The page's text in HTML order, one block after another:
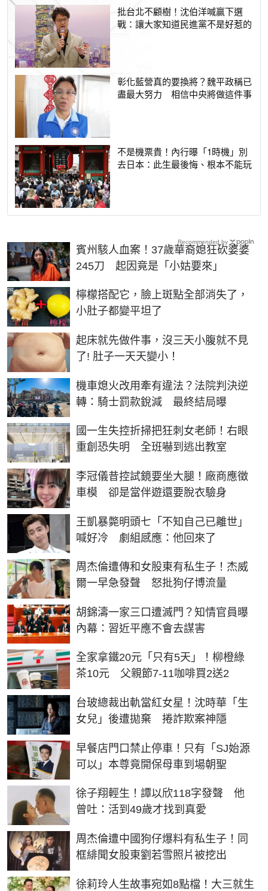
批台北不顧樹！沈伯洋喊贏下選
戰：讓大家知道民進黨不是好惹的
彰化藍營真的要換將？魏平政稱已
盡最大努力 相信中央將做這件事
不是機票貴！內行曝「1時機」別
去日本：此生最後悔、根本不能玩
賓州駭人血案！37歲華裔媳狂砍婆婆
245刀 起因竟是「小姑要來」
檸檬搭配它，臉上斑點全部消失了，
小肚子都變平坦了
PR
起床就先做件事，沒三天小腹就不見
了! 肚子一天天變小！
PR
機車熄火改用牽有違法？法院判決逆
轉：騎士罰款銳減 最終結局曝
國一生失控折掃把狂刺女老師！右眼
重創恐失明 全班嚇到逃出教室
李冠儀昔控試鏡要坐大腿！廠商應徵
車模 卻是當伴遊還要脫衣驗身
王凱暴斃明頭七「不知自己已離世」
喊好冷 劇組感應：他回來了
周杰倫遭傳和女股東有私生子！杰威
爾一早急發聲 怒批狗仔博流量
胡錦濤一家三口遭滅門？知情官員曝
內幕：習近平應不會去謀害
全家拿鐵20元「只有5天」！柳橙綠
茶10元 父親節7-11咖啡買2送2
台玻總裁出軌當紅女星！沈時華「生
女兒」後遭拋棄 捲詐欺案神隱
早餐店門口禁止停車！只有「SJ始源
可以」本尊竟開保母車到場朝聖
徐子翔輕生！譚以欣118字發聲 他
曾吐：活到49歲才找到真愛
周杰倫遭中國狗仔爆料有私生子！同
框緋聞女股東劉若雪照片被挖出
徐莉玲人生故事宛如8點檔！大三就生
Recommended by